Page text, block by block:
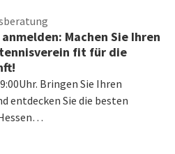
Machen Sie Ihren
fit für die
Bringen Sie Ihren
entdecken Sie die besten